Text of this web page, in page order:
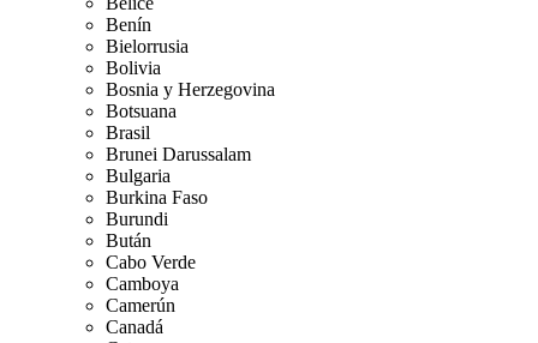
Benín
Bielorrusia
Bolivia
Bosnia y Herzegovina
Botsuana
Brasil
Brunei Darussalam
Bulgaria
Burkina Faso
Burundi
Bután
Cabo Verde
Camboya
Camerún
Canadá